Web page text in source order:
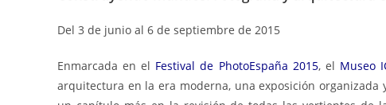
Del 3 de junio al 6 de septiembre de 2015
Enmarcada en el Festival de PhotoEspaña 2015, el Museo
arquitectura en la era moderna, una exposición organizada